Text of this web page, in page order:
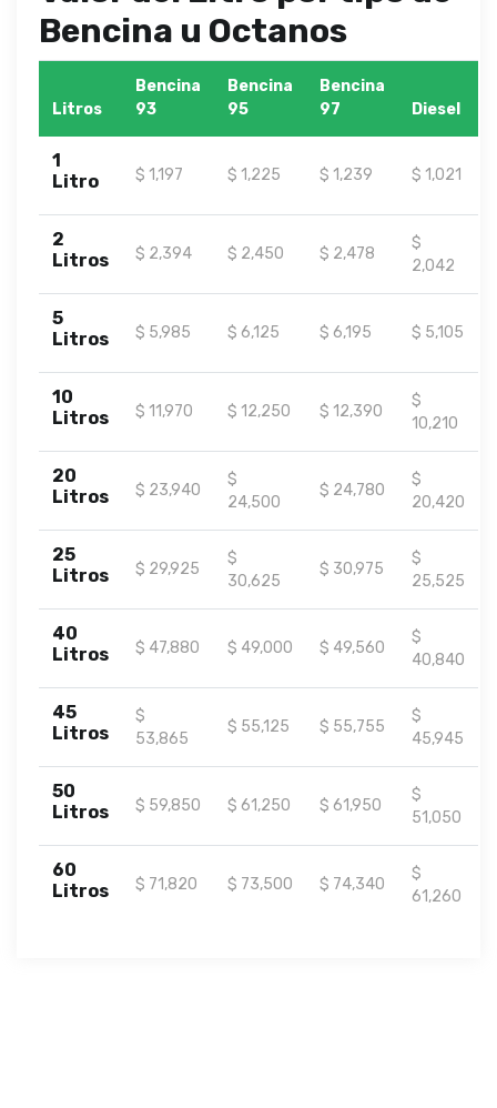
Bencina u Octanos
Litros
Bencina
93
Bencina
95
Bencina
97
Diesel
1
Litro
$ 1,197 $ 1,225 $ 1,239 $ 1,021
2
Litros
$ 2,394 $ 2,450 $ 2,478
$
2,042
5
Litros
$ 5,985 $ 6,125 $ 6,195 $ 5,105
10
Litros
$ 11,970 $ 12,250 $ 12,390
$
10,210
20
Litros
$ 23,940
$
24,500
$ 24,780
$
20,420
25
Litros
$ 29,925
$
30,625
$ 30,975
$
25,525
40
Litros
$ 47,880 $ 49,000 $ 49,560
$
40,840
45
Litros
$
53,865
$ 55,125 $ 55,755
$
45,945
50
Litros
$ 59,850 $ 61,250 $ 61,950
$
51,050
60
Litros
$ 71,820 $ 73,500 $ 74,340
$
61,260